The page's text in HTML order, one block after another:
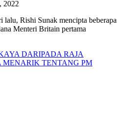
2022
lalu, Rishi Sunak mencipta beberapa
Menteri Britain pertama
DARIPADA RAJA
TENTANG PM